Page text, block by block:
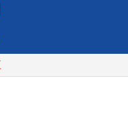
露美伊談判進展 美彈藥